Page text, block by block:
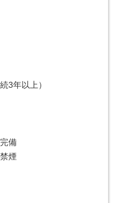
3年以上）
備
煙